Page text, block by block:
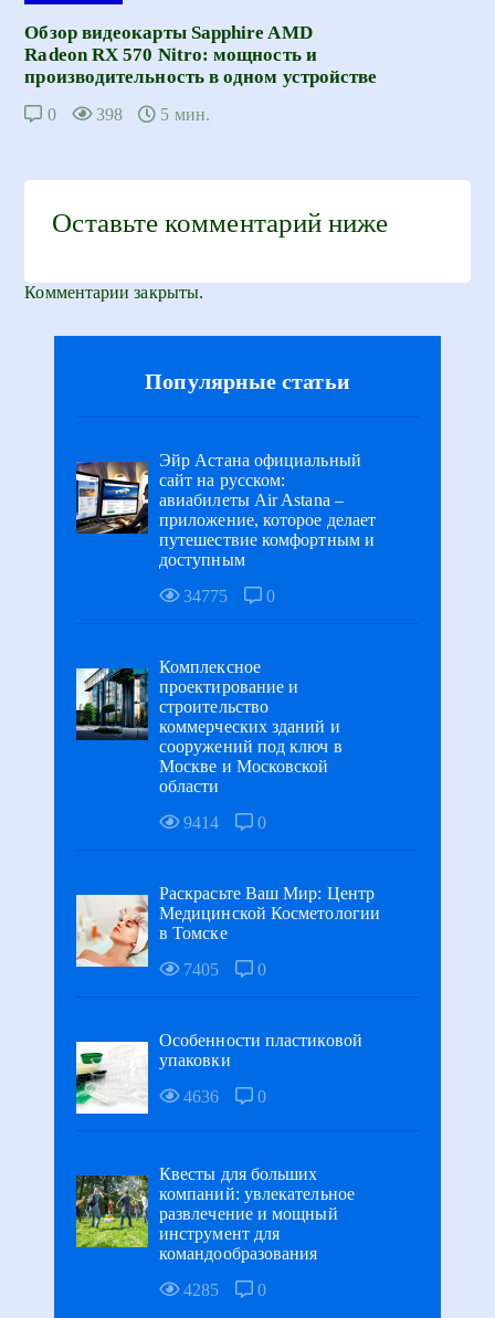
Обзор видеокарты Sapphire AMD
Radeon RX 570 Nitro: мощность и
производительность в одном устройстве
0 398 5 мин.
Оставьте комментарий ниже
Комментарии закрыты.
Популярные статьи
Эйр Астана официальный
сайт на русском:
авиабилеты Air Astana –
приложение, которое делает
путешествие комфортным и
доступным
34775
0
Комплексное
проектирование и
строительство
коммерческих зданий и
сооружений под ключ в
Москве и Московской
области
9414
0
Раскрасьте Ваш Мир: Центр
Медицинской Косметологии
в Томске
7405
0
Особенности пластиковой
упаковки
4636
0
Квесты для больших
компаний: увлекательное
развлечение и мощный
инструмент для
командообразования
4285
0